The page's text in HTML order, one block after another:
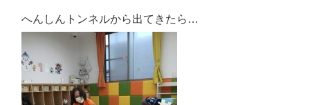
へんしんトンネルから出てきたら…